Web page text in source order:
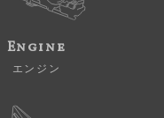
Engine
エンジン